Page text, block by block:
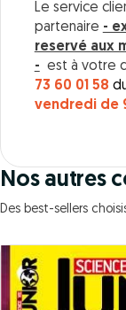
Le service
partenaire -
reservé aux
- est à votre
73 60 01 58
vendredi de
Nos autres
Des best-sellers